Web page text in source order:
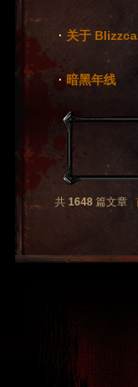
· 关于
· 暗黑年线
共1648 篇文章